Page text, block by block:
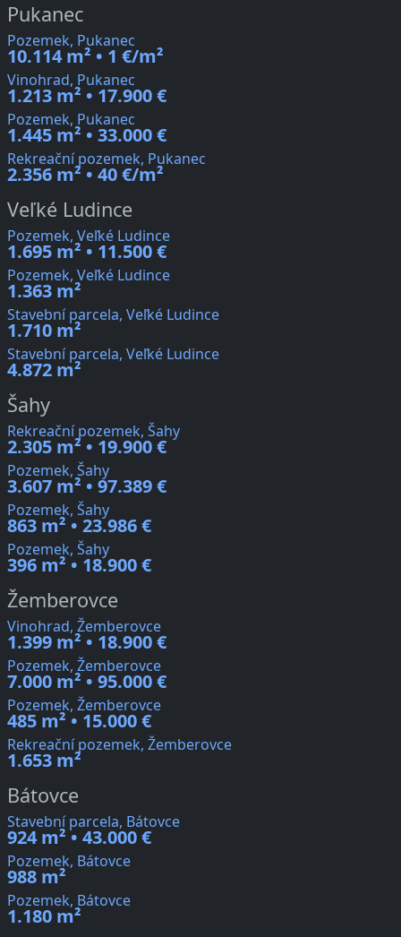
Pukanec
Pozemek, Pukanec
10.114 m² • 1 €/m²
Vinohrad, Pukanec
1.213 m² • 17.900 €
Pozemek, Pukanec
1.445 m² • 33.000 €
Rekreační pozemek, Pukanec
2.356 m² • 40 €/m²
Veľké Ludince
Pozemek, Veľké Ludince
1.695 m² • 11.500 €
Pozemek, Veľké Ludince
1.363 m²
Stavební parcela, Veľké Ludince
1.710 m²
Stavební parcela, Veľké Ludince
4.872 m²
Šahy
Rekreační pozemek, Šahy
2.305 m² • 19.900 €
Pozemek, Šahy
3.607 m² • 97.389 €
Pozemek, Šahy
863 m² • 23.986 €
Pozemek, Šahy
396 m² • 18.900 €
Žemberovce
Vinohrad, Žemberovce
1.399 m² • 18.900 €
Pozemek, Žemberovce
7.000 m² • 95.000 €
Pozemek, Žemberovce
485 m² • 15.000 €
Rekreační pozemek, Žemberovce
1.653 m²
Bátovce
Stavební parcela, Bátovce
924 m² • 43.000 €
Pozemek, Bátovce
988 m²
Pozemek, Bátovce
1.180 m²